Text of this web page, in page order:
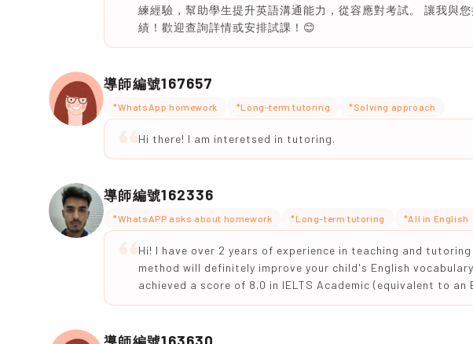
練經驗，幫助學生提升英語溝通能力，從容應對考試。 讓我與
績！歡迎查詢詳情或安排試課！😊
導師編號167657
*WhatsApp homework *Long-term tutoring *Solving approach
Hi there! I am interetsed in tutoring.
導師編號162336
*WhatsAPP asks about homework *Long-term tutoring *All in English
Hi! I have over 2 years of experience in teaching and
method will definitely improve your child's English
achieved a score of 8.0 in IELTS Academic (equivalent to an
導師編號